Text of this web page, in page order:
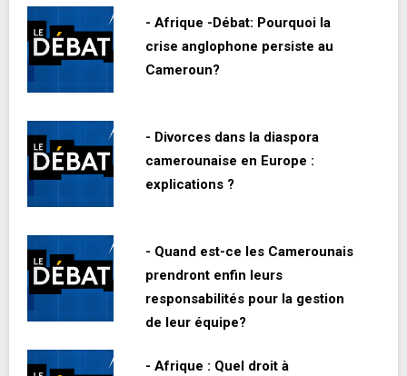
- Afrique -Débat: Pourquoi la
crise anglophone persiste au
Cameroun?
- Divorces dans la diaspora
camerounaise en Europe :
explications ?
- Quand est-ce les Camerounais
prendront enfin leurs
responsabilités pour la gestion
de leur équipe?
- Afrique : Quel droit à